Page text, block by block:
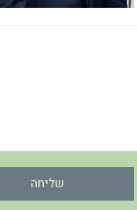
שליחה